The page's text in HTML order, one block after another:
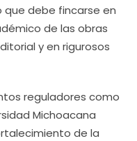
que debe fincarse en
de las obras
y en rigurosos
reguladores como
Michoacana
de la